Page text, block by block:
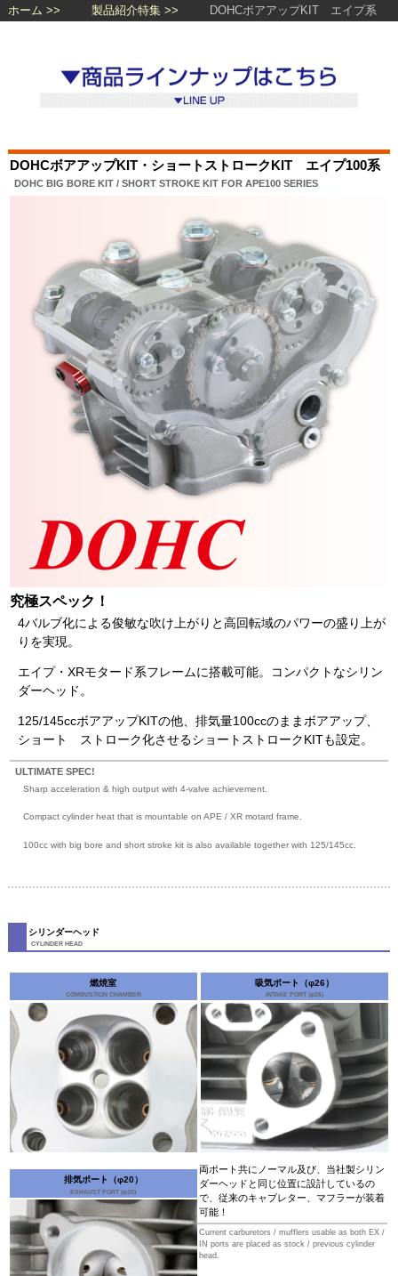
ホーム 製品紹介特集 DOHCボアアップKIT エイプ系
DOHCボアアップKIT・ショートストロークKIT エイプ100系
DOHC BIG BORE KIT / SHORT STROKE KIT FOR APE100 SERIES
究極スペック！
4バルブ化による俊敏な吹け上がりと高回転域のパワーの盛り上が
りを実現。
エイプ・XRモタード系フレームに搭載可能。コンパクトなシリン
ダーヘッド。
125/145ccボアアップKITの他、排気量100ccのままボアアップ、
ショート ストローク化させるショートストロークKITも設定。
ULTIMATE SPEC!
Sharp acceleration & high output with 4-valve achievement.
Compact cylinder heat that is mountable on APE / XR motard frame.
100cc with big bore and short stroke kit is also available together with 125/145cc.
シリンダーヘッド
CYLINDER HEAD
燃焼室
COMBUSTION CHAMBER
吸気ポート（φ26）
INTAKE PORT (φ26)
排気ポート（φ20）
EXHAUST PORT (φ20)
両ポート共にノーマル及び、当社製シリン
ダーヘッドと同じ位置に設計しているの
で、従来のキャブレター、マフラーが装着
可能！
Current carburetors / mufflers usable as both EX /
IN ports are placed as stock / previous cylinder
head.